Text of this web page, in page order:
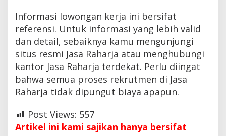
Informasi lowongan kerja ini bersifat
referensi. Untuk informasi yang lebih valid
dan detail, sebaiknya kamu mengunjungi
situs resmi Jasa Raharja atau menghubungi
kantor Jasa Raharja terdekat. Perlu diingat
bahwa semua proses rekrutmen di Jasa
Raharja tidak dipungut biaya apapun.
Post Views: 557
Artikel ini kami sajikan hanya bersifat